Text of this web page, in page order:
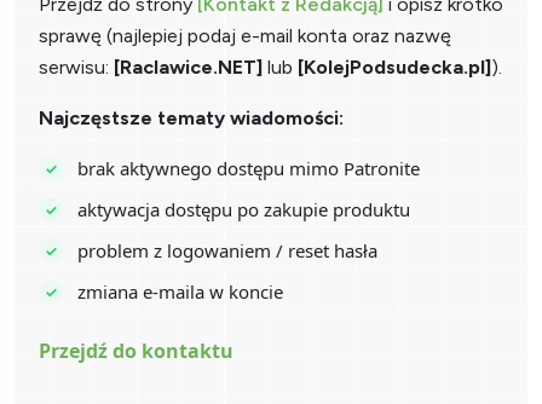
sprawę (najlepiej podaj e-mail konta oraz nazwę
serwisu: [Raclawice.NET] lub [KolejPodsudecka.pl]).
Najczęstsze tematy wiadomości:
brak aktywnego dostępu mimo Patronite
aktywacja dostępu po zakupie produktu
problem z logowaniem / reset hasła
zmiana e-maila w koncie
Przejdź do kontaktu